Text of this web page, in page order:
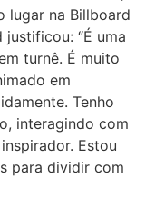
lugar na Billboard
“É uma
turnê. É muito
em
Tenho
interagindo com
Estou
para dividir com